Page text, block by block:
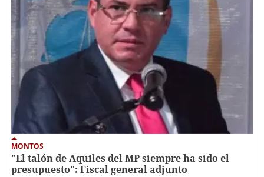
MONTOS
"El talón de Aquiles del MP siempre ha sido el
presupuesto": Fiscal general adjunto